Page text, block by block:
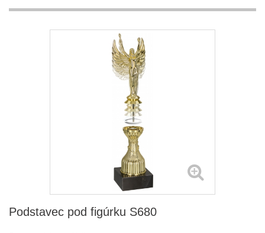
Podstavec pod figúrku S680